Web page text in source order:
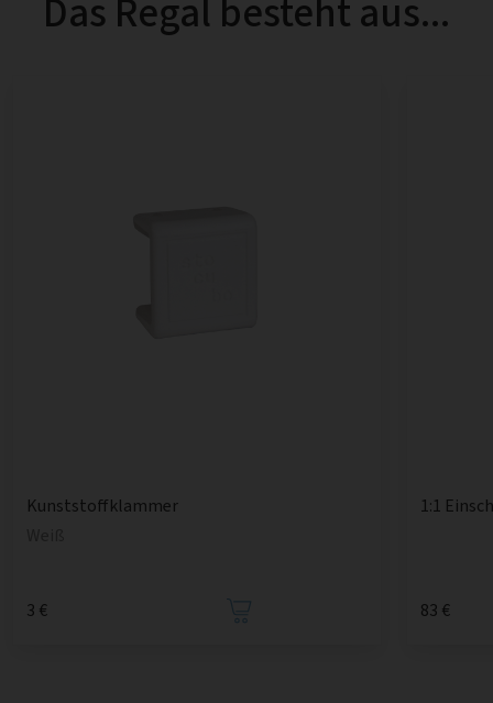
Das Regal besteht aus...
Kunststoffklammer
3 €
1:1
83 €